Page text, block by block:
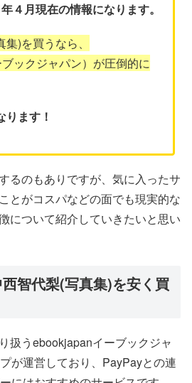
４月現在の情報になります。
)を買うなら、
ックジャパン）が圧倒的に
ます！
るのもありですが、気に入ったサ
とがコスパなどの面でも現実的な
について紹介していきたいと思い
智代梨(写真集)を安く買
扱うebookjapanイーブックジャ
が運営しており、PayPayとの連